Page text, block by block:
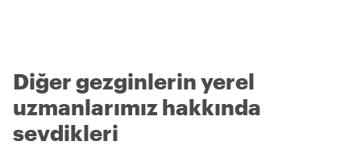
Diğer gezginlerin yerel
uzmanlarımız hakkında
sevdikleri